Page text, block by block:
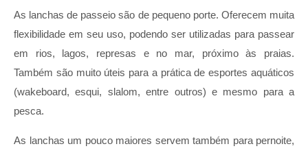
As lanchas de passeio são de pequeno porte. Oferecem muita
flexibilidade em seu uso, podendo ser utilizadas para passear
em rios, lagos, represas e no mar, próximo às praias.
Também são muito úteis para a prática de esportes aquáticos
(wakeboard, esqui, slalom, entre outros) e mesmo para a
pesca.
As lanchas um pouco maiores servem também para pernoite,